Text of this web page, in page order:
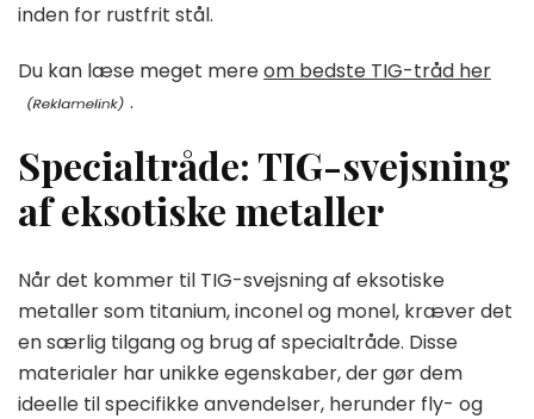
inden for rustfrit stål.
Du kan læse meget mereom bedste TIG-tråd her
.
Specialtråde: TIG-svejsning
af eksotiske metaller
Når det kommer til TIG-svejsning af eksotiske
metaller som titanium, inconel og monel, kræver det
en særlig tilgang og brug af specialtråde. Disse
materialer har unikke egenskaber, der gør dem
ideelle til specifikke anvendelser, herunder fly- og